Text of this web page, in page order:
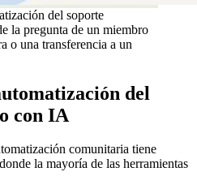
del soporte
la pregunta de un miembro
o una transferencia a un
del
con IA
comunitaria tiene
la mayoría de las herramientas